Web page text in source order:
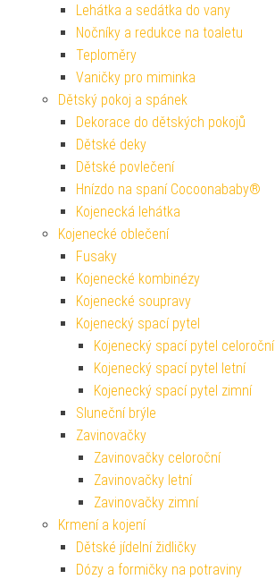
Lehátka a sedátka do vany
Nočníky a redukce na toaletu
Teploměry
Vaničky pro miminka
Dětský pokoj a spánek
Dekorace do dětských pokojů
Dětské deky
Dětské povlečení
Hnízdo na spaní Cocoonababy®
Kojenecká lehátka
Kojenecké oblečení
Fusaky
Kojenecké kombinézy
Kojenecké soupravy
Kojenecký spací pytel
Kojenecký spací pytel celoroční
Kojenecký spací pytel letní
Kojenecký spací pytel zimní
Sluneční brýle
Zavinovačky
Zavinovačky celoroční
Zavinovačky letní
Zavinovačky zimní
Krmení a kojení
Dětské jídelní židličky
Dózy a formičky na potraviny